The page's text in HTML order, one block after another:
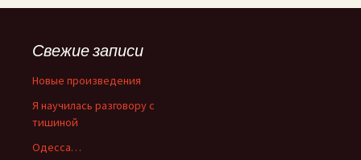
Свежие записи
Новые произведения
Я научилась разговору с
тишиной
Одесса…